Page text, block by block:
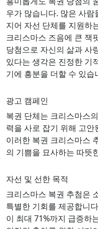
우가 많습니다. 많은 사
지어 자선 단체를 지원하
크리스마스 즈음에 큰 잭
당첨으로 자신의 삶과 사
있다는 생각은 진정한 기
기에 흥분을 더할 수 있습
광고 캠페인
복권 단체는 크리스마스
력을 사로 잡기 위해 고
이러한 복권 크리스마스
의 기쁨을 묘사하는 따뜻
자선 및 선한 목적
크리스마스 복권 추첨은
특별한 기회를 제공합니
이 최대 71%까지 급증하